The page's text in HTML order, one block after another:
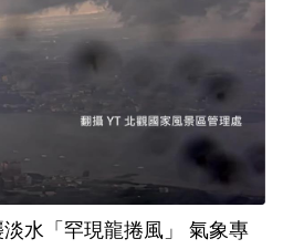
水「罕現龍捲風」 氣象專